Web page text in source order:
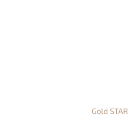
Gold STAR